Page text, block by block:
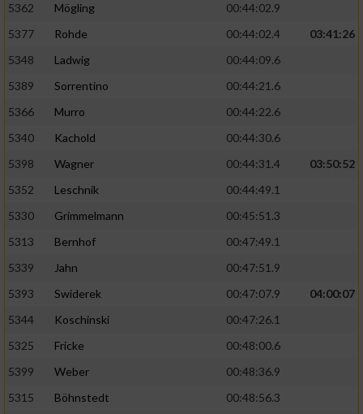
5362
Mögling
00:44:02.9
5377
Rohde 00:44:02.4
03:41:26
5348
Ladwig
00:44:09.6
5389
Sorrentino
00:44:21.6
5366
Murro
00:44:22.6
5340
Kachold
00:44:30.6
5398
Wagner 00:44:31.4
03:50:52
5352
Leschnik
00:44:49.1
5330
Grimmelmann
00:45:51.3
5313
Bernhof
00:47:49.1
5339
Jahn
00:47:51.9
5393
Swiderek 00:47:07.9
04:00:07
5344
Koschinski
00:47:26.1
5325
Fricke
00:48:00.6
5399
Weber
00:48:36.9
5315
Böhnstedt
00:48:56.3